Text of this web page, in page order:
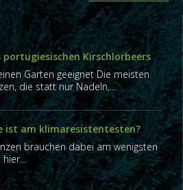
portugiesischen Kirschlorbeers
Garten geeignet Die meisten
die statt nur Nadeln,...
ist am klimaresistentesten?
brauchen dabei am wenigsten